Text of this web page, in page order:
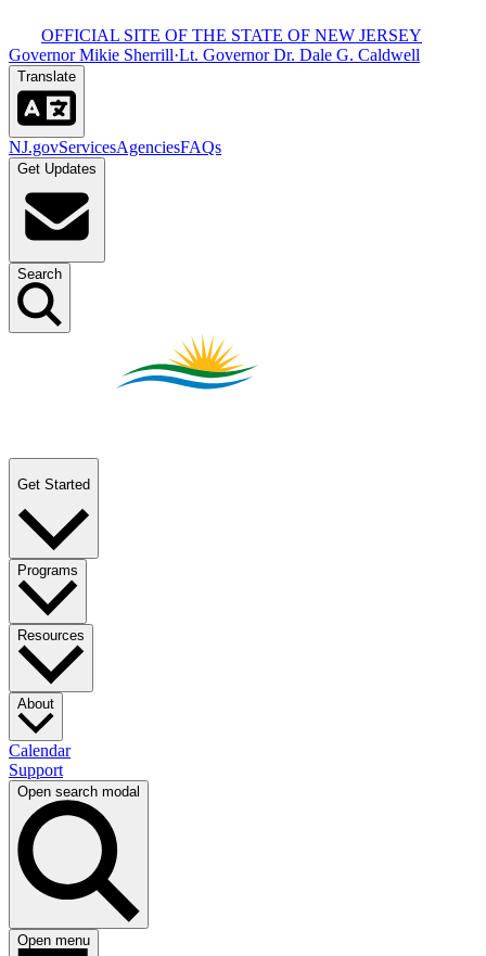
OFFICIAL SITE OF THE STATE OF NEW JERSEY​​​​‌ ‍ ​‍​‍‌‍ ‌ ​‍‌‍‍‌‌‍‌ ‌‍‍‌‌‍ ‍​‍​‍​ ‍‍​‍​‍‌ ​ ‌‍​‌‌‍ ‍‌‍‍‌‌ ‌​‌ ‍‌​‍ ‍‌‍‍‌‌‍ ​‍​‍​‍ ​​‍​‍‌‍‍​‌ ​‍‌‍‌‌‌‍‌‍​‍​‍​ ‍‍​‍​‍‌‍‍​‌ ‌​‌ ‌​‌ ​​​ ‍‍​‍ ​‍ ‌‍ ​‌‍ ‌‍​ ‌‍​‌‌‍ ​‌‍‍​‌‍ ‌ ​ ‌ ‌​​ ‍‍​ ​ ​ ​ ​ ​ ​ ​ ​‍ ‌‍‍‌‌‍ ‍‌ ‌​‌‍‌‌‌‍ ‍‌ ‌​​‍ ‌‍‌‌‌‍‌​‌‍‍‌‌ ‌​​‍ ‌‍ ‌‌‍ ‌‍‌​‌‍‌‌​ ‌‌ ​​‌ ​‍‌‍‌‌‌ ​ ‌‍‌‌‌‍ ‍‌ ‌​‌‍​‌‌ ‌​‌‍‍‌‌‍ ‌‍ ‍​ ‍ ‌‍‍‌‌‍‌​​ ‌‌‍ ‍‌‍‍‍‌​‌ ‌‍ ‌ ‌‍‌​ ​‌‍​‌‌ ‍‌‌‍ ‌ ‌‌‌ ‌​​ ‍ ‌ ‌​‌ ‍‌‌ ​​‌‍‌‌​ ‌‌‍ ‍‌‍‍‍‌‍ ​‌‍​‌‌ ‍‌‌‍ ‌ ‌‌‌ ‌​​ ‍ ‌ ​​‌‍​‌‌ ‌​‌‍‍​​ ‌‌‍‍​‌‍‌‌‌‍​‌‌‍‌​‌‍‌‌‌ ​‍​‍ ‍‌ ​ ‌‍‌‌‌‍​‌‌‍ ​​‍ ‍‌ ‌​‌‍‌‌‌ ‍​‌ ‌​​ ‌‍​‍‌‍​‌‌ ​ ‌‍‌‌‌‌‌‌‌ ​‍‌‍ ​​ ‌‌‍‍​‌ ‌​‌ ‌​‌ ​​​‍‌‌​ ​ ‌​​‌​‍‌‌​ ​‍‌​‌‍​‍‌‌​ ​‍‌​‌‍‌‍ ​‌‍ ‌‍​ ‌‍​‌‌‍ ​‌‍‍​‌‍ ‌ ​ ‌ ‌​​‍‌‌​ ​ ‌​​‌​ ​ ​ ​ ​ ​ ​ ​ ​‍‌‍‌‍‍‌‌‍‌​​ ‌‌‍ ‍‌‍‍‍‌​‌ ‌‍ ‌ ‌‍‌​ ​‌‍​‌‌ ‍‌‌‍ ‌ ‌‌‌ ‌​​‍‌‍‌ ‌​‌ ‍‌‌ ​​‌‍‌‌​ ‌‌‍ ‍‌‍‍‍‌‍ ​‌‍​‌‌ ‍‌‌‍ ‌ ‌‌‌ ‌​​‍‌‍‌ ​​‌‍​‌‌ ‌​‌‍‍​​ ‌‌‍‍​‌‍‌‌‌‍​‌‌‍‌​‌‍‌‌‌ ​‍​‍ ‍‌ ​ ‌‍‌‌‌‍​‌‌‍ ​​‍ ‍‌ ‌​‌‍‌‌‌ ‍​‌ ‌​​‍‌‍‌ ​​‌‍‌‌‌ ​‍‌ ​ ‌ ​​‌‍‌‌‌‍​ ‌ ‌​‌‍‍‌‌ ‌‍‌‍‌‌​ ‌‌ ​​‌ ‌‌‌‍​‍‌‍ ​‌‍‍‌‌ ​ ‌‍‍​‌‍‌‌‌‍‌​​‍​‍‌ ‌
Governor Mikie Sherrill​​​​‌ ‍ ​‍​‍‌‍ ‌ ​‍‌‍‍‌‌‍‌ ‌‍‍‌‌‍ ‍​‍​‍​ ‍‍​‍​‍‌ ​ ‌‍​‌‌‍ ‍‌‍‍‌‌ ‌​‌ ‍‌​‍ ‍‌‍‍‌‌‍ ​‍​‍​‍ ​​‍​‍‌‍‍​‌ ​‍‌‍‌‌‌‍‌‍​‍​‍​ ‍‍​‍​‍‌‍‍​‌ ‌​‌ ‌​‌ ​​​ ‍‍​‍ ​‍ ‌‍ ​‌‍ ‌‍​ ‌‍​‌‌‍ ​‌‍‍​‌‍ ‌ ​ ‌ ‌​​ ‍‍​ ​ ​ ​ ​ ​ ​ ​ ​‍ ‌‍‍‌‌‍ ‍‌ ‌​‌‍‌‌‌‍ ‍‌ ‌​​‍ ‌‍‌‌‌‍‌​‌‍‍‌‌ ‌​​‍ ‌‍ ‌‌‍ ‌‍‌​‌‍‌‌​ ‌‌ ​​‌ ​‍‌‍‌‌‌ ​ ‌‍‌‌‌‍ ‍‌ ‌​‌‍​‌‌ ‌​‌‍‍‌‌‍ ‌‍ ‍​ ‍ ‌‍‍‌‌‍‌​​ ‌‌‍ ‍‌‍‍‍‌​‌ ‌‍ ‌ ‌‍‌​ ​‌‍​‌‌ ‍‌‌‍ ‌ ‌‌‌ ‌​​ ‍ ‌ ‌​‌ ‍‌‌ ​​‌‍‌‌​ ‌‌‍ ‍‌‍‍‍‌‍ ​‌‍​‌‌ ‍‌‌‍ ‌ ‌‌‌ ‌​​ ‍ ‌ ​​‌‍​‌‌ ‌​‌‍‍​​ ‌‌‍‍​‌‍‌‌‌‍​‌‌‍‌​‌‍‌‌‌ ​‍​‍ ‍‌‍ ​‌‍‌‌‌‍​‌‌‍‌​‌‍‌‌‌ ​‍‌ ​ ​‍ ‍‌‍‌ ‌‍ ‌ ‌‍‌‍‌‌‌ ​‍‌‍ ‍‌‍ ‌ ​‍​ ‌‍​‍‌‍​‌‌ ​ ‌‍‌‌‌‌‌‌‌ ​‍‌‍ ​​ ‌‌‍‍​‌ ‌​‌ ‌​‌ ​​​‍‌‌​ ​ ‌​​‌​‍‌‌​ ​‍‌​‌‍​‍‌‌​ ​‍‌​‌‍‌‍ ​‌‍ ‌‍​ ‌‍​‌‌‍ ​‌‍‍​‌‍ ‌ ​ ‌ ‌​​‍‌‌​ ​ ‌​​‌​ ​ ​ ​ ​ ​ ​ ​ ​‍‌‍‌‍‍‌‌‍‌​​ ‌‌‍ ‍‌‍‍‍‌​‌ ‌‍ ‌ ‌‍‌​ ​‌‍​‌‌ ‍‌‌‍ ‌ ‌‌‌ ‌​​‍‌‍‌ ‌​‌ ‍‌‌ ​​‌‍‌‌​ ‌‌‍ ‍‌‍‍‍‌‍ ​‌‍​‌‌ ‍‌‌‍ ‌ ‌‌‌ ‌​​‍‌‍‌ ​​‌‍​‌‌ ‌​‌‍‍​​ ‌‌‍‍​‌‍‌‌‌‍​‌‌‍‌​‌‍‌‌‌ ​‍​‍ ‍‌‍ ​‌‍‌‌‌‍​‌‌‍‌​‌‍‌‌‌ ​‍‌ ​ ​‍ ‍‌‍‌ ‌‍ ‌ ‌‍‌‍‌‌‌ ​‍‌‍ ‍‌‍ ‌ ​‍​‍‌‍‌ ​​‌‍‌‌‌ ​‍‌ ​ ‌ ​​‌‍‌‌‌‍​ ‌ ‌​‌‍‍‌‌ ‌‍‌‍‌‌​ ‌‌ ​​‌ ‌‌‌‍​‍‌‍ ​‌‍‍‌‌ ​ ‌‍‍​‌‍‌‌‌‍‌​​‍​‍‌ ‌·Lt. Governor Dr. Dale G. Caldwell​​​​‌ ‍ ​‍​‍‌‍ ‌ ​‍‌‍‍‌‌‍‌ ‌‍‍‌‌‍ ‍​‍​‍​ ‍‍​‍​‍‌ ​ ‌‍​‌‌‍ ‍‌‍‍‌‌ ‌​‌ ‍‌​‍ ‍‌‍‍‌‌‍ ​‍​‍​‍ ​​‍​‍‌‍‍​‌ ​‍‌‍‌‌‌‍‌‍​‍​‍​ ‍‍​‍​‍‌‍‍​‌ ‌​‌ ‌​‌ ​​​ ‍‍​‍ ​‍ ‌‍ ​‌‍ ‌‍​ ‌‍​‌‌‍ ​‌‍‍​‌‍ ‌ ​ ‌ ‌​​ ‍‍​ ​ ​ ​ ​ ​ ​ ​ ​‍ ‌‍‍‌‌‍ ‍‌ ‌​‌‍‌‌‌‍ ‍‌ ‌​​‍ ‌‍‌‌‌‍‌​‌‍‍‌‌ ‌​​‍ ‌‍ ‌‌‍ ‌‍‌​‌‍‌‌​ ‌‌ ​​‌ ​‍‌‍‌‌‌ ​ ‌‍‌‌‌‍ ‍‌ ‌​‌‍​‌‌ ‌​‌‍‍‌‌‍ ‌‍ ‍​ ‍ ‌‍‍‌‌‍‌​​ ‌‌‍ ‍‌‍‍‍‌​‌ ‌‍ ‌ ‌‍‌​ ​‌‍​‌‌ ‍‌‌‍ ‌ ‌‌‌ ‌​​ ‍ ‌ ‌​‌ ‍‌‌ ​​‌‍‌‌​ ‌‌‍ ‍‌‍‍‍‌‍ ​‌‍​‌‌ ‍‌‌‍ ‌ ‌‌‌ ‌​​ ‍ ‌ ​​‌‍​‌‌ ‌​‌‍‍​​ ‌‌‍‍​‌‍‌‌‌‍​‌‌‍‌​‌‍‌‌‌ ​‍​‍ ‍‌‍ ​‌‍‌‌‌‍​‌‌‍‌​‌‍‌‌‌ ​‍‌ ​ ​‍ ‍‌‍ ​‌ ‌​‌​‌ ‌‍ ‌ ‌‍‌‍‌‌‌ ​‍‌‍ ‍‌‍ ‌ ​‍​ ‌‍​‍‌‍​‌‌ ​ ‌‍‌‌‌‌‌‌‌ ​‍‌‍ ​​ ‌‌‍‍​‌ ‌​‌ ‌​‌ ​​​‍‌‌​ ​ ‌​​‌​‍‌‌​ ​‍‌​‌‍​‍‌‌​ ​‍‌​‌‍‌‍ ​‌‍ ‌‍​ ‌‍​‌‌‍ ​‌‍‍​‌‍ ‌ ​ ‌ ‌​​‍‌‌​ ​ ‌​​‌​ ​ ​ ​ ​ ​ ​ ​ ​‍‌‍‌‍‍‌‌‍‌​​ ‌‌‍ ‍‌‍‍‍‌​‌ ‌‍ ‌ ‌‍‌​ ​‌‍​‌‌ ‍‌‌‍ ‌ ‌‌‌ ‌​​‍‌‍‌ ‌​‌ ‍‌‌ ​​‌‍‌‌​ ‌‌‍ ‍‌‍‍‍‌‍ ​‌‍​‌‌ ‍‌‌‍ ‌ ‌‌‌ ‌​​‍‌‍‌ ​​‌‍​‌‌ ‌​‌‍‍​​ ‌‌‍‍​‌‍‌‌‌‍​‌‌‍‌​‌‍‌‌‌ ​‍​‍ ‍‌‍ ​‌‍‌‌‌‍​‌‌‍‌​‌‍‌‌‌ ​‍‌ ​ ​‍ ‍‌‍ ​‌ ‌​‌​‌ ‌‍ ‌ ‌‍‌‍‌‌‌ ​‍‌‍ ‍‌‍ ‌ ​‍​‍‌‍‌ ​​‌‍‌‌‌ ​‍‌ ​ ‌ ​​‌‍‌‌‌‍​ ‌ ‌​‌‍‍‌‌ ‌‍‌‍‌‌​ ‌‌ ​​‌ ‌‌‌‍​‍‌‍ ​‌‍‍‌‌ ​ ‌‍‍​‌‍‌‌‌‍‌​​‍​‍‌ ‌
Translate​​​​‌ ‍ ​‍​‍‌‍ ‌ ​‍‌‍‍‌‌‍‌ ‌‍‍‌‌‍ ‍​‍​‍​ ‍‍​‍​‍‌ ​ ‌‍​‌‌‍ ‍‌‍‍‌‌ ‌​‌ ‍‌​‍ ‍‌‍‍‌‌‍ ​‍​‍​‍ ​​‍​‍‌‍‍​‌ ​‍‌‍‌‌‌‍‌‍​‍​‍​ ‍‍​‍​‍‌‍‍​‌ ‌​‌ ‌​‌ ​​​ ‍‍​‍ ​‍ ‌‍ ​‌‍ ‌‍​ ‌‍​‌‌‍ ​‌‍‍​‌‍ ‌ ​ ‌ ‌​​ ‍‍​ ​ ​ ​ ​ ​ ​ ​ ​‍ ‌‍‍‌‌‍ ‍‌ ‌​‌‍‌‌‌‍ ‍‌ ‌​​‍ ‌‍‌‌‌‍‌​‌‍‍‌‌ ‌​​‍ ‌‍ ‌‌‍ ‌‍‌​‌‍‌‌​ ‌‌ ​​‌ ​‍‌‍‌‌‌ ​ ‌‍‌‌‌‍ ‍‌ ‌​‌‍​‌‌ ‌​‌‍‍‌‌‍ ‌‍ ‍​ ‍ ‌‍‍‌‌‍‌​​ ‌‌‍ ‍‌‍‍‍‌​‌ ‌‍ ‌ ‌‍‌​ ​‌‍​‌‌ ‍‌‌‍ ‌ ‌‌‌ ‌​​ ‍ ‌ ‌​‌ ‍‌‌ ​​‌‍‌‌​ ‌‌‍ ‍‌‍‍‍‌‍ ​‌‍​‌‌ ‍‌‌‍ ‌ ‌‌‌ ‌​​ ‍ ‌ ​​‌‍​‌‌ ‌​‌‍‍​​ ‌‌‍‍​‌‍‌‌‌‍​‌‌‍‌​‌‍‌‌‌ ​‍​‍ ‍‌ ‌​‌ ​‍‌‍​‌‌‍ ‍‌ ​ ‌‍ ​‌‍​‌‌ ‌​‌‍‍‌‌‍ ‌‍ ‍‌ ​ ​‍ ‍‌‍​‍‌ ‌​‌‍ ‍​ ‌‍​‍‌‍​‌‌ ​ ‌‍‌‌‌‌‌‌‌ ​‍‌‍ ​​ ‌‌‍‍​‌ ‌​‌ ‌​‌ ​​​‍‌‌​ ​ ‌​​‌​‍‌‌​ ​‍‌​‌‍​‍‌‌​ ​‍‌​‌‍‌‍ ​‌‍ ‌‍​ ‌‍​‌‌‍ ​‌‍‍​‌‍ ‌ ​ ‌ ‌​​‍‌‌​ ​ ‌​​‌​ ​ ​ ​ ​ ​ ​ ​ ​‍‌‍‌‍‍‌‌‍‌​​ ‌‌‍ ‍‌‍‍‍‌​‌ ‌‍ ‌ ‌‍‌​ ​‌‍​‌‌ ‍‌‌‍ ‌ ‌‌‌ ‌​​‍‌‍‌ ‌​‌ ‍‌‌ ​​‌‍‌‌​ ‌‌‍ ‍‌‍‍‍‌‍ ​‌‍​‌‌ ‍‌‌‍ ‌ ‌‌‌ ‌​​‍‌‍‌ ​​‌‍​‌‌ ‌​‌‍‍​​ ‌‌‍‍​‌‍‌‌‌‍​‌‌‍‌​‌‍‌‌‌ ​‍​‍ ‍‌ ‌​‌ ​‍‌‍​‌‌‍ ‍‌ ​ ‌‍ ​‌‍​‌‌ ‌​‌‍‍‌‌‍ ‌‍ ‍‌ ​ ​‍ ‍‌‍​‍‌ ‌​‌‍ ‍​‍‌‍‌ ​​‌‍‌‌‌ ​‍‌ ​ ‌ ​​‌‍‌‌‌‍​ ‌ ‌​‌‍‍‌‌ ‌‍‌‍‌‌​ ‌‌ ​​‌ ‌‌‌‍​‍‌‍ ​‌‍‍‌‌ ​ ‌‍‍​‌‍‌‌‌‍‌​​‍​‍‌ ‌
NJ.gov​​​​‌ ‍ ​‍​‍‌‍ ‌ ​‍‌‍‍‌‌‍‌ ‌‍‍‌‌‍ ‍​‍​‍​ ‍‍​‍​‍‌ ​ ‌‍​‌‌‍ ‍‌‍‍‌‌ ‌​‌ ‍‌​‍ ‍‌‍‍‌‌‍ ​‍​‍​‍ ​​‍​‍‌‍‍​‌ ​‍‌‍‌‌‌‍‌‍​‍​‍​ ‍‍​‍​‍‌‍‍​‌ ‌​‌ ‌​‌ ​​​ ‍‍​‍ ​‍ ‌‍ ​‌‍ ‌‍​ ‌‍​‌‌‍ ​‌‍‍​‌‍ ‌ ​ ‌ ‌​​ ‍‍​ ​ ​ ​ ​ ​ ​ ​ ​‍ ‌‍‍‌‌‍ ‍‌ ‌​‌‍‌‌‌‍ ‍‌ ‌​​‍ ‌‍‌‌‌‍‌​‌‍‍‌‌ ‌​​‍ ‌‍ ‌‌‍ ‌‍‌​‌‍‌‌​ ‌‌ ​​‌ ​‍‌‍‌‌‌ ​ ‌‍‌‌‌‍ ‍‌ ‌​‌‍​‌‌ ‌​‌‍‍‌‌‍ ‌‍ ‍​ ‍ ‌‍‍‌‌‍‌​​ ‌‌‍ ‍‌‍‍‍‌​‌ ‌‍ ‌ ‌‍‌​ ​‌‍​‌‌ ‍‌‌‍ ‌ ‌‌‌ ‌​​ ‍ ‌ ‌​‌ ‍‌‌ ​​‌‍‌‌​ ‌‌‍ ‍‌‍‍‍‌‍ ​‌‍​‌‌ ‍‌‌‍ ‌ ‌‌‌ ‌​​ ‍ ‌ ​​‌‍​‌‌ ‌​‌‍‍​​ ‌‌‍‍​‌‍‌‌‌‍​‌‌‍‌​‌‍‌‌‌ ​‍​‍ ‍‌‍ ​‌‍‍‌‌‍ ‍‌‍‍ ‌ ​ ​‍‌‌​ ‌‌‌​​‍‌‌ ‌‍‍ ‌‍‌‌‌ ‍‌​‍‌‌​ ​ ‌​‌​​‍‌‌​ ​ ‌​‌​​‍‌‌​ ​‍​ ​‍​ ​‍‌‍‌‍‌‍​ ‌‍​ ​ ​ ‌‍​‍​ ‍​‌‍‌‌​ ​​​ ​ ‌‍​‍​ ​​​‍‌‌​ ​‍​ ​‍​‍‌‌​ ‌‌‌​‌​​‍ ‍‌ ‌​‌‍‌‌‌ ‍​‌ ‌​​ ‌‍​‍‌‍​‌‌ ​ ‌‍‌‌‌‌‌‌‌ ​‍‌‍ ​​ ‌‌‍‍​‌ ‌​‌ ‌​‌ ​​​‍‌‌​ ​ ‌​​‌​‍‌‌​ ​‍‌​‌‍​‍‌‌​ ​‍‌​‌‍‌‍ ​‌‍ ‌‍​ ‌‍​‌‌‍ ​‌‍‍​‌‍ ‌ ​ ‌ ‌​​‍‌‌​ ​ ‌​​‌​ ​ ​ ​ ​ ​ ​ ​ ​‍‌‍‌‍‍‌‌‍‌​​ ‌‌‍ ‍‌‍‍‍‌​‌ ‌‍ ‌ ‌‍‌​ ​‌‍​‌‌ ‍‌‌‍ ‌ ‌‌‌ ‌​​‍‌‍‌ ‌​‌ ‍‌‌ ​​‌‍‌‌​ ‌‌‍ ‍‌‍‍‍‌‍ ​‌‍​‌‌ ‍‌‌‍ ‌ ‌‌‌ ‌​​‍‌‍‌ ​​‌‍​‌‌ ‌​‌‍‍​​ ‌‌‍‍​‌‍‌‌‌‍​‌‌‍‌​‌‍‌‌‌ ​‍​‍ ‍‌‍ ​‌‍‍‌‌‍ ‍‌‍‍ ‌ ​ ​‍‌‌​ ‌‌‌​​‍‌‌ ‌‍‍ ‌‍‌‌‌ ‍‌​‍‌‌​ ​ ‌​‌​​‍‌‌​ ​ ‌​‌​​‍‌‌​ ​‍​ ​‍​ ​‍‌‍‌‍‌‍​ ‌‍​ ​ ​ ‌‍​‍​ ‍​‌‍‌‌​ ​​​ ​ ‌‍​‍​ ​​​‍‌‌​ ​‍​ ​‍​‍‌‌​ ‌‌‌​‌​​‍ ‍‌ ‌​‌‍‌‌‌ ‍​‌ ‌​​‍‌‍‌ ​​‌‍‌‌‌ ​‍‌ ​ ‌ ​​‌‍‌‌‌‍​ ‌ ‌​‌‍‍‌‌ ‌‍‌‍‌‌​ ‌‌ ​​‌ ‌‌‌‍​‍‌‍ ​‌‍‍‌‌ ​ ‌‍‍​‌‍‌‌‌‍‌​​‍​‍‌ ‌Services​​​​‌ ‍ ​‍​‍‌‍ ‌ ​‍‌‍‍‌‌‍‌ ‌‍‍‌‌‍ ‍​‍​‍​ ‍‍​‍​‍‌ ​ ‌‍​‌‌‍ ‍‌‍‍‌‌ ‌​‌ ‍‌​‍ ‍‌‍‍‌‌‍ ​‍​‍​‍ ​​‍​‍‌‍‍​‌ ​‍‌‍‌‌‌‍‌‍​‍​‍​ ‍‍​‍​‍‌‍‍​‌ ‌​‌ ‌​‌ ​​​ ‍‍​‍ ​‍ ‌‍ ​‌‍ ‌‍​ ‌‍​‌‌‍ ​‌‍‍​‌‍ ‌ ​ ‌ ‌​​ ‍‍​ ​ ​ ​ ​ ​ ​ ​ ​‍ ‌‍‍‌‌‍ ‍‌ ‌​‌‍‌‌‌‍ ‍‌ ‌​​‍ ‌‍‌‌‌‍‌​‌‍‍‌‌ ‌​​‍ ‌‍ ‌‌‍ ‌‍‌​‌‍‌‌​ ‌‌ ​​‌ ​‍‌‍‌‌‌ ​ ‌‍‌‌‌‍ ‍‌ ‌​‌‍​‌‌ ‌​‌‍‍‌‌‍ ‌‍ ‍​ ‍ ‌‍‍‌‌‍‌​​ ‌‌‍ ‍‌‍‍‍‌​‌ ‌‍ ‌ ‌‍‌​ ​‌‍​‌‌ ‍‌‌‍ ‌ ‌‌‌ ‌​​ ‍ ‌ ‌​‌ ‍‌‌ ​​‌‍‌‌​ ‌‌‍ ‍‌‍‍‍‌‍ ​‌‍​‌‌ ‍‌‌‍ ‌ ‌‌‌ ‌​​ ‍ ‌ ​​‌‍​‌‌ ‌​‌‍‍​​ ‌‌‍‍​‌‍‌‌‌‍​‌‌‍‌​‌‍‌‌‌ ​‍​‍ ‍‌‍ ​‌‍‍‌‌‍ ‍‌‍‍ ‌ ​ ​‍‌‌​ ‌‌‌​​‍‌‌ ‌‍‍ ‌‍‌‌‌ ‍‌​‍‌‌​ ​ ‌​‌​​‍‌‌​ ​ ‌​‌​​‍‌‌​ ​‍​ ​‍​ ​‍​ ‍​​ ‌ ​ ‍‌​ ​‍‌‍​ ‌‍​ ‌‍‌‍​ ​ ​ ‌ ​ ‌​​ ‌​​‍‌‌​ ​‍​ ​‍​‍‌‌​ ‌‌‌​‌​​‍ ‍‌ ‌​‌‍‌‌‌ ‍​‌ ‌​​ ‌‍​‍‌‍​‌‌ ​ ‌‍‌‌‌‌‌‌‌ ​‍‌‍ ​​ ‌‌‍‍​‌ ‌​‌ ‌​‌ ​​​‍‌‌​ ​ ‌​​‌​‍‌‌​ ​‍‌​‌‍​‍‌‌​ ​‍‌​‌‍‌‍ ​‌‍ ‌‍​ ‌‍​‌‌‍ ​‌‍‍​‌‍ ‌ ​ ‌ ‌​​‍‌‌​ ​ ‌​​‌​ ​ ​ ​ ​ ​ ​ ​ ​‍‌‍‌‍‍‌‌‍‌​​ ‌‌‍ ‍‌‍‍‍‌​‌ ‌‍ ‌ ‌‍‌​ ​‌‍​‌‌ ‍‌‌‍ ‌ ‌‌‌ ‌​​‍‌‍‌ ‌​‌ ‍‌‌ ​​‌‍‌‌​ ‌‌‍ ‍‌‍‍‍‌‍ ​‌‍​‌‌ ‍‌‌‍ ‌ ‌‌‌ ‌​​‍‌‍‌ ​​‌‍​‌‌ ‌​‌‍‍​​ ‌‌‍‍​‌‍‌‌‌‍​‌‌‍‌​‌‍‌‌‌ ​‍​‍ ‍‌‍ ​‌‍‍‌‌‍ ‍‌‍‍ ‌ ​ ​‍‌‌​ ‌‌‌​​‍‌‌ ‌‍‍ ‌‍‌‌‌ ‍‌​‍‌‌​ ​ ‌​‌​​‍‌‌​ ​ ‌​‌​​‍‌‌​ ​‍​ ​‍​ ​‍​ ‍​​ ‌ ​ ‍‌​ ​‍‌‍​ ‌‍​ ‌‍‌‍​ ​ ​ ‌ ​ ‌​​ ‌​​‍‌‌​ ​‍​ ​‍​‍‌‌​ ‌‌‌​‌​​‍ ‍‌ ‌​‌‍‌‌‌ ‍​‌ ‌​​‍‌‍‌ ​​‌‍‌‌‌ ​‍‌ ​ ‌ ​​‌‍‌‌‌‍​ ‌ ‌​‌‍‍‌‌ ‌‍‌‍‌‌​ ‌‌ ​​‌ ‌‌‌‍​‍‌‍ ​‌‍‍‌‌ ​ ‌‍‍​‌‍‌‌‌‍‌​​‍​‍‌ ‌Agencies​​​​‌ ‍ ​‍​‍‌‍ ‌ ​‍‌‍‍‌‌‍‌ ‌‍‍‌‌‍ ‍​‍​‍​ ‍‍​‍​‍‌ ​ ‌‍​‌‌‍ ‍‌‍‍‌‌ ‌​‌ ‍‌​‍ ‍‌‍‍‌‌‍ ​‍​‍​‍ ​​‍​‍‌‍‍​‌ ​‍‌‍‌‌‌‍‌‍​‍​‍​ ‍‍​‍​‍‌‍‍​‌ ‌​‌ ‌​‌ ​​​ ‍‍​‍ ​‍ ‌‍ ​‌‍ ‌‍​ ‌‍​‌‌‍ ​‌‍‍​‌‍ ‌ ​ ‌ ‌​​ ‍‍​ ​ ​ ​ ​ ​ ​ ​ ​‍ ‌‍‍‌‌‍ ‍‌ ‌​‌‍‌‌‌‍ ‍‌ ‌​​‍ ‌‍‌‌‌‍‌​‌‍‍‌‌ ‌​​‍ ‌‍ ‌‌‍ ‌‍‌​‌‍‌‌​ ‌‌ ​​‌ ​‍‌‍‌‌‌ ​ ‌‍‌‌‌‍ ‍‌ ‌​‌‍​‌‌ ‌​‌‍‍‌‌‍ ‌‍ ‍​ ‍ ‌‍‍‌‌‍‌​​ ‌‌‍ ‍‌‍‍‍‌​‌ ‌‍ ‌ ‌‍‌​ ​‌‍​‌‌ ‍‌‌‍ ‌ ‌‌‌ ‌​​ ‍ ‌ ‌​‌ ‍‌‌ ​​‌‍‌‌​ ‌‌‍ ‍‌‍‍‍‌‍ ​‌‍​‌‌ ‍‌‌‍ ‌ ‌‌‌ ‌​​ ‍ ‌ ​​‌‍​‌‌ ‌​‌‍‍​​ ‌‌‍‍​‌‍‌‌‌‍​‌‌‍‌​‌‍‌‌‌ ​‍​‍ ‍‌‍ ​‌‍‍‌‌‍ ‍‌‍‍ ‌ ​ ​‍‌‌​ ‌‌‌​​‍‌‌ ‌‍‍ ‌‍‌‌‌ ‍‌​‍‌‌​ ​ ‌​‌​​‍‌‌​ ​ ‌​‌​​‍‌‌​ ​‍​ ​‍​ ‌ ‌‍‌​​ ​‌‌‍‌‍​ ​ ​ ​​‌‍​ ‌‍​‍​ ‌ ‌‍‌​​ ‍​​ ​ ​‍‌‌​ ​‍​ ​‍​‍‌‌​ ‌‌‌​‌​​‍ ‍‌ ‌​‌‍‌‌‌ ‍​‌ ‌​​ ‌‍​‍‌‍​‌‌ ​ ‌‍‌‌‌‌‌‌‌ ​‍‌‍ ​​ ‌‌‍‍​‌ ‌​‌ ‌​‌ ​​​‍‌‌​ ​ ‌​​‌​‍‌‌​ ​‍‌​‌‍​‍‌‌​ ​‍‌​‌‍‌‍ ​‌‍ ‌‍​ ‌‍​‌‌‍ ​‌‍‍​‌‍ ‌ ​ ‌ ‌​​‍‌‌​ ​ ‌​​‌​ ​ ​ ​ ​ ​ ​ ​ ​‍‌‍‌‍‍‌‌‍‌​​ ‌‌‍ ‍‌‍‍‍‌​‌ ‌‍ ‌ ‌‍‌​ ​‌‍​‌‌ ‍‌‌‍ ‌ ‌‌‌ ‌​​‍‌‍‌ ‌​‌ ‍‌‌ ​​‌‍‌‌​ ‌‌‍ ‍‌‍‍‍‌‍ ​‌‍​‌‌ ‍‌‌‍ ‌ ‌‌‌ ‌​​‍‌‍‌ ​​‌‍​‌‌ ‌​‌‍‍​​ ‌‌‍‍​‌‍‌‌‌‍​‌‌‍‌​‌‍‌‌‌ ​‍​‍ ‍‌‍ ​‌‍‍‌‌‍ ‍‌‍‍ ‌ ​ ​‍‌‌​ ‌‌‌​​‍‌‌ ‌‍‍ ‌‍‌‌‌ ‍‌​‍‌‌​ ​ ‌​‌​​‍‌‌​ ​ ‌​‌​​‍‌‌​ ​‍​ ​‍​ ‌ ‌‍‌​​ ​‌‌‍‌‍​ ​ ​ ​​‌‍​ ‌‍​‍​ ‌ ‌‍‌​​ ‍​​ ​ ​‍‌‌​ ​‍​ ​‍​‍‌‌​ ‌‌‌​‌​​‍ ‍‌ ‌​‌‍‌‌‌ ‍​‌ ‌​​‍‌‍‌ ​​‌‍‌‌‌ ​‍‌ ​ ‌ ​​‌‍‌‌‌‍​ ‌ ‌​‌‍‍‌‌ ‌‍‌‍‌‌​ ‌‌ ​​‌ ‌‌‌‍​‍‌‍ ​‌‍‍‌‌ ​ ‌‍‍​‌‍‌‌‌‍‌​​‍​‍‌ ‌FAQs​​​​‌ ‍ ​‍​‍‌‍ ‌ ​‍‌‍‍‌‌‍‌ ‌‍‍‌‌‍ ‍​‍​‍​ ‍‍​‍​‍‌ ​ ‌‍​‌‌‍ ‍‌‍‍‌‌ ‌​‌ ‍‌​‍ ‍‌‍‍‌‌‍ ​‍​‍​‍ ​​‍​‍‌‍‍​‌ ​‍‌‍‌‌‌‍‌‍​‍​‍​ ‍‍​‍​‍‌‍‍​‌ ‌​‌ ‌​‌ ​​​ ‍‍​‍ ​‍ ‌‍ ​‌‍ ‌‍​ ‌‍​‌‌‍ ​‌‍‍​‌‍ ‌ ​ ‌ ‌​​ ‍‍​ ​ ​ ​ ​ ​ ​ ​ ​‍ ‌‍‍‌‌‍ ‍‌ ‌​‌‍‌‌‌‍ ‍‌ ‌​​‍ ‌‍‌‌‌‍‌​‌‍‍‌‌ ‌​​‍ ‌‍ ‌‌‍ ‌‍‌​‌‍‌‌​ ‌‌ ​​‌ ​‍‌‍‌‌‌ ​ ‌‍‌‌‌‍ ‍‌ ‌​‌‍​‌‌ ‌​‌‍‍‌‌‍ ‌‍ ‍​ ‍ ‌‍‍‌‌‍‌​​ ‌‌‍ ‍‌‍‍‍‌​‌ ‌‍ ‌ ‌‍‌​ ​‌‍​‌‌ ‍‌‌‍ ‌ ‌‌‌ ‌​​ ‍ ‌ ‌​‌ ‍‌‌ ​​‌‍‌‌​ ‌‌‍ ‍‌‍‍‍‌‍ ​‌‍​‌‌ ‍‌‌‍ ‌ ‌‌‌ ‌​​ ‍ ‌ ​​‌‍​‌‌ ‌​‌‍‍​​ ‌‌‍‍​‌‍‌‌‌‍​‌‌‍‌​‌‍‌‌‌ ​‍​‍ ‍‌‍ ​‌‍‍‌‌‍ ‍‌‍‍ ‌ ​ ​‍‌‌​ ‌‌‌​​‍‌‌ ‌‍‍ ‌‍‌‌‌ ‍‌​‍‌‌​ ​ ‌​‌​​‍‌‌​ ​ ‌​‌​​‍‌‌​ ​‍​ ​‍‌‍​ ​ ‌‍​ ‍​‌‍​ ‌‍​‍​ ​‌​ ​​​ ‌‌‌‍​ ​ ‌‌​ ​‌‌‍​‍​‍‌‌​ ​‍​ ​‍​‍‌‌​ ‌‌‌​‌​​‍ ‍‌ ‌​‌‍‌‌‌ ‍​‌ ‌​​ ‌‍​‍‌‍​‌‌ ​ ‌‍‌‌‌‌‌‌‌ ​‍‌‍ ​​ ‌‌‍‍​‌ ‌​‌ ‌​‌ ​​​‍‌‌​ ​ ‌​​‌​‍‌‌​ ​‍‌​‌‍​‍‌‌​ ​‍‌​‌‍‌‍ ​‌‍ ‌‍​ ‌‍​‌‌‍ ​‌‍‍​‌‍ ‌ ​ ‌ ‌​​‍‌‌​ ​ ‌​​‌​ ​ ​ ​ ​ ​ ​ ​ ​‍‌‍‌‍‍‌‌‍‌​​ ‌‌‍ ‍‌‍‍‍‌​‌ ‌‍ ‌ ‌‍‌​ ​‌‍​‌‌ ‍‌‌‍ ‌ ‌‌‌ ‌​​‍‌‍‌ ‌​‌ ‍‌‌ ​​‌‍‌‌​ ‌‌‍ ‍‌‍‍‍‌‍ ​‌‍​‌‌ ‍‌‌‍ ‌ ‌‌‌ ‌​​‍‌‍‌ ​​‌‍​‌‌ ‌​‌‍‍​​ ‌‌‍‍​‌‍‌‌‌‍​‌‌‍‌​‌‍‌‌‌ ​‍​‍ ‍‌‍ ​‌‍‍‌‌‍ ‍‌‍‍ ‌ ​ ​‍‌‌​ ‌‌‌​​‍‌‌ ‌‍‍ ‌‍‌‌‌ ‍‌​‍‌‌​ ​ ‌​‌​​‍‌‌​ ​ ‌​‌​​‍‌‌​ ​‍​ ​‍‌‍​ ​ ‌‍​ ‍​‌‍​ ‌‍​‍​ ​‌​ ​​​ ‌‌‌‍​ ​ ‌‌​ ​‌‌‍​‍​‍‌‌​ ​‍​ ​‍​‍‌‌​ ‌‌‌​‌​​‍ ‍‌ ‌​‌‍‌‌‌ ‍​‌ ‌​​‍‌‍‌ ​​‌‍‌‌‌ ​‍‌ ​ ‌ ​​‌‍‌‌‌‍​ ‌ ‌​‌‍‍‌‌ ‌‍‌‍‌‌​ ‌‌ ​​‌ ‌‌‌‍​‍‌‍ ​‌‍‍‌‌ ​ ‌‍‍​‌‍‌‌‌‍‌​​‍​‍‌ ‌
Get Updates​​​​‌ ‍ ​‍​‍‌‍ ‌ ​‍‌‍‍‌‌‍‌ ‌‍‍‌‌‍ ‍​‍​‍​ ‍‍​‍​‍‌ ​ ‌‍​‌‌‍ ‍‌‍‍‌‌ ‌​‌ ‍‌​‍ ‍‌‍‍‌‌‍ ​‍​‍​‍ ​​‍​‍‌‍‍​‌ ​‍‌‍‌‌‌‍‌‍​‍​‍​ ‍‍​‍​‍‌‍‍​‌ ‌​‌ ‌​‌ ​​​ ‍‍​‍ ​‍ ‌‍ ​‌‍ ‌‍​ ‌‍​‌‌‍ ​‌‍‍​‌‍ ‌ ​ ‌ ‌​​ ‍‍​ ​ ​ ​ ​ ​ ​ ​ ​‍ ‌‍‍‌‌‍ ‍‌ ‌​‌‍‌‌‌‍ ‍‌ ‌​​‍ ‌‍‌‌‌‍‌​‌‍‍‌‌ ‌​​‍ ‌‍ ‌‌‍ ‌‍‌​‌‍‌‌​ ‌‌ ​​‌ ​‍‌‍‌‌‌ ​ ‌‍‌‌‌‍ ‍‌ ‌​‌‍​‌‌ ‌​‌‍‍‌‌‍ ‌‍ ‍​ ‍ ‌‍‍‌‌‍‌​​ ‌‌‍ ‍‌‍‍‍‌​‌ ‌‍ ‌ ‌‍‌​ ​‌‍​‌‌ ‍‌‌‍ ‌ ‌‌‌ ‌​​ ‍ ‌ ‌​‌ ‍‌‌ ​​‌‍‌‌​ ‌‌‍ ‍‌‍‍‍‌‍ ​‌‍​‌‌ ‍‌‌‍ ‌ ‌‌‌ ‌​​ ‍ ‌ ​​‌‍​‌‌ ‌​‌‍‍​​ ‌‌‍‍​‌‍‌‌‌‍​‌‌‍‌​‌‍‌‌‌ ​‍​‍ ‍‌‍ ‍‌‍‌‌‌ ‌ ‌ ​ ‌‍ ​‌‍‌‌‌ ‌​‌ ‌​‌‍‌‌‌ ​‍​‍ ‍‌‍​‍‌ ‌​‌‍ ‍​ ‌‍​‍‌‍​‌‌ ​ ‌‍‌‌‌‌‌‌‌ ​‍‌‍ ​​ ‌‌‍‍​‌ ‌​‌ ‌​‌ ​​​‍‌‌​ ​ ‌​​‌​‍‌‌​ ​‍‌​‌‍​‍‌‌​ ​‍‌​‌‍‌‍ ​‌‍ ‌‍​ ‌‍​‌‌‍ ​‌‍‍​‌‍ ‌ ​ ‌ ‌​​‍‌‌​ ​ ‌​​‌​ ​ ​ ​ ​ ​ ​ ​ ​‍‌‍‌‍‍‌‌‍‌​​ ‌‌‍ ‍‌‍‍‍‌​‌ ‌‍ ‌ ‌‍‌​ ​‌‍​‌‌ ‍‌‌‍ ‌ ‌‌‌ ‌​​‍‌‍‌ ‌​‌ ‍‌‌ ​​‌‍‌‌​ ‌‌‍ ‍‌‍‍‍‌‍ ​‌‍​‌‌ ‍‌‌‍ ‌ ‌‌‌ ‌​​‍‌‍‌ ​​‌‍​‌‌ ‌​‌‍‍​​ ‌‌‍‍​‌‍‌‌‌‍​‌‌‍‌​‌‍‌‌‌ ​‍​‍ ‍‌‍ ‍‌‍‌‌‌ ‌ ‌ ​ ‌‍ ​‌‍‌‌‌ ‌​‌ ‌​‌‍‌‌‌ ​‍​‍ ‍‌‍​‍‌ ‌​‌‍ ‍​‍‌‍‌ ​​‌‍‌‌‌ ​‍‌ ​ ‌ ​​‌‍‌‌‌‍​ ‌ ‌​‌‍‍‌‌ ‌‍‌‍‌‌​ ‌‌ ​​‌ ‌‌‌‍​‍‌‍ ​‌‍‍‌‌ ​ ‌‍‍​‌‍‌‌‌‍‌​​‍​‍‌ ‌
Search​​​​‌ ‍ ​‍​‍‌‍ ‌ ​‍‌‍‍‌‌‍‌ ‌‍‍‌‌‍ ‍​‍​‍​ ‍‍​‍​‍‌ ​ ‌‍​‌‌‍ ‍‌‍‍‌‌ ‌​‌ ‍‌​‍ ‍‌‍‍‌‌‍ ​‍​‍​‍ ​​‍​‍‌‍‍​‌ ​‍‌‍‌‌‌‍‌‍​‍​‍​ ‍‍​‍​‍‌‍‍​‌ ‌​‌ ‌​‌ ​​​ ‍‍​‍ ​‍ ‌‍ ​‌‍ ‌‍​ ‌‍​‌‌‍ ​‌‍‍​‌‍ ‌ ​ ‌ ‌​​ ‍‍​ ​ ​ ​ ​ ​ ​ ​ ​‍ ‌‍‍‌‌‍ ‍‌ ‌​‌‍‌‌‌‍ ‍‌ ‌​​‍ ‌‍‌‌‌‍‌​‌‍‍‌‌ ‌​​‍ ‌‍ ‌‌‍ ‌‍‌​‌‍‌‌​ ‌‌ ​​‌ ​‍‌‍‌‌‌ ​ ‌‍‌‌‌‍ ‍‌ ‌​‌‍​‌‌ ‌​‌‍‍‌‌‍ ‌‍ ‍​ ‍ ‌‍‍‌‌‍‌​​ ‌‌‍ ‍‌‍‍‍‌​‌ ‌‍ ‌ ‌‍‌​ ​‌‍​‌‌ ‍‌‌‍ ‌ ‌‌‌ ‌​​ ‍ ‌ ‌​‌ ‍‌‌ ​​‌‍‌‌​ ‌‌‍ ‍‌‍‍‍‌‍ ​‌‍​‌‌ ‍‌‌‍ ‌ ‌‌‌ ‌​​ ‍ ‌ ​​‌‍​‌‌ ‌​‌‍‍​​ ‌‌‍‍​‌‍‌‌‌‍​‌‌‍‌​‌‍‌‌‌ ​‍​‍ ‍‌ ​ ‌‍‌‌‌‍​‌‌ ​‍‌‍​ ‌‍‍​​‍ ‍‌‍​‍‌ ‌​‌‍ ‍​ ‌‍​‍‌‍​‌‌ ​ ‌‍‌‌‌‌‌‌‌ ​‍‌‍ ​​ ‌‌‍‍​‌ ‌​‌ ‌​‌ ​​​‍‌‌​ ​ ‌​​‌​‍‌‌​ ​‍‌​‌‍​‍‌‌​ ​‍‌​‌‍‌‍ ​‌‍ ‌‍​ ‌‍​‌‌‍ ​‌‍‍​‌‍ ‌ ​ ‌ ‌​​‍‌‌​ ​ ‌​​‌​ ​ ​ ​ ​ ​ ​ ​ ​‍‌‍‌‍‍‌‌‍‌​​ ‌‌‍ ‍‌‍‍‍‌​‌ ‌‍ ‌ ‌‍‌​ ​‌‍​‌‌ ‍‌‌‍ ‌ ‌‌‌ ‌​​‍‌‍‌ ‌​‌ ‍‌‌ ​​‌‍‌‌​ ‌‌‍ ‍‌‍‍‍‌‍ ​‌‍​‌‌ ‍‌‌‍ ‌ ‌‌‌ ‌​​‍‌‍‌ ​​‌‍​‌‌ ‌​‌‍‍​​ ‌‌‍‍​‌‍‌‌‌‍​‌‌‍‌​‌‍‌‌‌ ​‍​‍ ‍‌ ​ ‌‍‌‌‌‍​‌‌ ​‍‌‍​ ‌‍‍​​‍ ‍‌‍​‍‌ ‌​‌‍ ‍​‍‌‍‌ ​​‌‍‌‌‌ ​‍‌ ​ ‌ ​​‌‍‌‌‌‍​ ‌ ‌​‌‍‍‌‌ ‌‍‌‍‌‌​ ‌‌ ​​‌ ‌‌‌‍​‍‌‍ ​‌‍‍‌‌ ​ ‌‍‍​‌‍‌‌‌‍‌​​‍​‍‌ ‌
Get Started​​​​‌ ‍ ​‍​‍‌‍ ‌ ​‍‌‍‍‌‌‍‌ ‌‍‍‌‌‍ ‍​‍​‍​ ‍‍​‍​‍‌ ​ ‌‍​‌‌‍ ‍‌‍‍‌‌ ‌​‌ ‍‌​‍ ‍‌‍‍‌‌‍ ​‍​‍​‍ ​​‍​‍‌‍‍​‌ ​‍‌‍‌‌‌‍‌‍​‍​‍​ ‍‍​‍​‍‌‍‍​‌ ‌​‌ ‌​‌ ​​​ ‍‍​‍ ​‍ ‌‍ ​‌‍ ‌‍​ ‌‍​‌‌‍ ​‌‍‍​‌‍ ‌ ​ ‌ ‌​​ ‍‍​ ​ ​ ​ ​ ​ ​ ​ ​‍ ‌‍‍‌‌‍ ‍‌ ‌​‌‍‌‌‌‍ ‍‌ ‌​​‍ ‌‍‌‌‌‍‌​‌‍‍‌‌ ‌​​‍ ‌‍ ‌‌‍ ‌‍‌​‌‍‌‌​ ‌‌ ​​‌ ​‍‌‍‌‌‌ ​ ‌‍‌‌‌‍ ‍‌ ‌​‌‍​‌‌ ‌​‌‍‍‌‌‍ ‌‍ ‍​ ‍ ‌‍‍‌‌‍‌​​ ‌‌ ​ ‌‍‍‌‌ ‌​‌‍‌‌‌​‍​‌‍‌‌‌‍​‌‌‍‌​‌‍‌‌‌ ​‍​ ‍ ‌ ‌​‌ ‍‌‌ ​​‌‍‌‌​ ‌‌‍‍​‌‍‌‌‌‍​‌‌‍‌​‌‍‌‌‌ ​‍​ ‍ ‌ ​​‌‍​‌‌ ‌​‌‍‍​​ ‌‌‍‌ ‌‍‌‌‌ ‌​‌‌​ ‌ ‌​‌‍​‌‌ ​‍‌ ‌​‌‍‌‌‌‍‌​‌​ ‌‌‍‌‌‌‍ ‍‌ ‌‌​‍ ‍‌‍​‍‌ ‌​‌‍ ‍‌‌‌​‌‍‌‌‌ ‍​‌ ‌​​ ‌‍​‍‌‍​‌‌ ​ ‌‍‌‌‌‌‌‌‌ ​‍‌‍ ​​ ‌‌‍‍​‌ ‌​‌ ‌​‌ ​​​‍‌‌​ ​ ‌​​‌​‍‌‌​ ​‍‌​‌‍​‍‌‌​ ​‍‌​‌‍‌‍ ​‌‍ ‌‍​ ‌‍​‌‌‍ ​‌‍‍​‌‍ ‌ ​ ‌ ‌​​‍‌‌​ ​ ‌​​‌​ ​ ​ ​ ​ ​ ​ ​ ​‍‌‍‌‍‍‌‌‍‌​​ ‌‌ ​ ‌‍‍‌‌ ‌​‌‍‌‌‌​‍​‌‍‌‌‌‍​‌‌‍‌​‌‍‌‌‌ ​‍​‍‌‍‌ ‌​‌ ‍‌‌ ​​‌‍‌‌​ ‌‌‍‍​‌‍‌‌‌‍​‌‌‍‌​‌‍‌‌‌ ​‍​‍‌‍‌ ​​‌‍​‌‌ ‌​‌‍‍​​ ‌‌‍‌ ‌‍‌‌‌ ‌​‌‌​ ‌ ‌​‌‍​‌‌ ​‍‌ ‌​‌‍‌‌‌‍‌​‌​ ‌‌‍‌‌‌‍ ‍‌ ‌‌​‍ ‍‌‍​‍‌ ‌​‌‍ ‍‌‌‌​‌‍‌‌‌ ‍​‌ ‌​​‍‌‍‌ ​​‌‍‌‌‌ ​‍‌ ​ ‌ ​​‌‍‌‌‌‍​ ‌ ‌​‌‍‍‌‌ ‌‍‌‍‌‌​ ‌‌ ​​‌ ‌‌‌‍​‍‌‍ ​‌‍‍‌‌ ​ ‌‍‍​‌‍‌‌‌‍‌​​‍​‍‌ ‌
Programs​​​​‌ ‍ ​‍​‍‌‍ ‌ ​‍‌‍‍‌‌‍‌ ‌‍‍‌‌‍ ‍​‍​‍​ ‍‍​‍​‍‌ ​ ‌‍​‌‌‍ ‍‌‍‍‌‌ ‌​‌ ‍‌​‍ ‍‌‍‍‌‌‍ ​‍​‍​‍ ​​‍​‍‌‍‍​‌ ​‍‌‍‌‌‌‍‌‍​‍​‍​ ‍‍​‍​‍‌‍‍​‌ ‌​‌ ‌​‌ ​​​ ‍‍​‍ ​‍ ‌‍ ​‌‍ ‌‍​ ‌‍​‌‌‍ ​‌‍‍​‌‍ ‌ ​ ‌ ‌​​ ‍‍​ ​ ​ ​ ​ ​ ​ ​ ​‍ ‌‍‍‌‌‍ ‍‌ ‌​‌‍‌‌‌‍ ‍‌ ‌​​‍ ‌‍‌‌‌‍‌​‌‍‍‌‌ ‌​​‍ ‌‍ ‌‌‍ ‌‍‌​‌‍‌‌​ ‌‌ ​​‌ ​‍‌‍‌‌‌ ​ ‌‍‌‌‌‍ ‍‌ ‌​‌‍​‌‌ ‌​‌‍‍‌‌‍ ‌‍ ‍​ ‍ ‌‍‍‌‌‍‌​​ ‌‌ ​ ‌‍‍‌‌ ‌​‌‍‌‌‌​‍​‌‍‌‌‌‍​‌‌‍‌​‌‍‌‌‌ ​‍​ ‍ ‌ ‌​‌ ‍‌‌ ​​‌‍‌‌​ ‌‌‍‍​‌‍‌‌‌‍​‌‌‍‌​‌‍‌‌‌ ​‍​ ‍ ‌ ​​‌‍​‌‌ ‌​‌‍‍​​ ‌‌‍ ​‌‍‌‌‌‍‌‍‌ ‌​‌​ ‌‌‍‌‌‌‍ ‍‌ ‌‌‌ ​ ​‍‌‌​ ‌‌‌​​‍‌‌ ‌‍‍ ‌‍‌‌‌ ‍‌​‍‌‌​ ​ ‌​‌​​‍‌‌​ ​ ‌​‌​​‍‌‌​ ​‍​ ​‍​ ​ ‌‍‌​​ ‌​​ ​‌‌‍‌‌​ ‌​​ ​​​ ‌​‌‍‌‌‌‍‌​​ ​​​ ​​​‍‌‌​ ​‍​ ​‍​‍‌‌​ ‌‌‌​‌​​‍ ‍‌ ‌​‌‍‌‌‌ ‍​‌ ‌​​ ‌‍​‍‌‍​‌‌ ​ ‌‍‌‌‌‌‌‌‌ ​‍‌‍ ​​ ‌‌‍‍​‌ ‌​‌ ‌​‌ ​​​‍‌‌​ ​ ‌​​‌​‍‌‌​ ​‍‌​‌‍​‍‌‌​ ​‍‌​‌‍‌‍ ​‌‍ ‌‍​ ‌‍​‌‌‍ ​‌‍‍​‌‍ ‌ ​ ‌ ‌​​‍‌‌​ ​ ‌​​‌​ ​ ​ ​ ​ ​ ​ ​ ​‍‌‍‌‍‍‌‌‍‌​​ ‌‌ ​ ‌‍‍‌‌ ‌​‌‍‌‌‌​‍​‌‍‌‌‌‍​‌‌‍‌​‌‍‌‌‌ ​‍​‍‌‍‌ ‌​‌ ‍‌‌ ​​‌‍‌‌​ ‌‌‍‍​‌‍‌‌‌‍​‌‌‍‌​‌‍‌‌‌ ​‍​‍‌‍‌ ​​‌‍​‌‌ ‌​‌‍‍​​ ‌‌‍ ​‌‍‌‌‌‍‌‍‌ ‌​‌​ ‌‌‍‌‌‌‍ ‍‌ ‌‌‌ ​ ​‍‌‌​ ‌‌‌​​‍‌‌ ‌‍‍ ‌‍‌‌‌ ‍‌​‍‌‌​ ​ ‌​‌​​‍‌‌​ ​ ‌​‌​​‍‌‌​ ​‍​ ​‍​ ​ ‌‍‌​​ ‌​​ ​‌‌‍‌‌​ ‌​​ ​​​ ‌​‌‍‌‌‌‍‌​​ ​​​ ​​​‍‌‌​ ​‍​ ​‍​‍‌‌​ ‌‌‌​‌​​‍ ‍‌ ‌​‌‍‌‌‌ ‍​‌ ‌​​‍‌‍‌ ​​‌‍‌‌‌ ​‍‌ ​ ‌ ​​‌‍‌‌‌‍​ ‌ ‌​‌‍‍‌‌ ‌‍‌‍‌‌​ ‌‌ ​​‌ ‌‌‌‍​‍‌‍ ​‌‍‍‌‌ ​ ‌‍‍​‌‍‌‌‌‍‌​​‍​‍‌ ‌
Resources​​​​‌ ‍ ​‍​‍‌‍ ‌ ​‍‌‍‍‌‌‍‌ ‌‍‍‌‌‍ ‍​‍​‍​ ‍‍​‍​‍‌ ​ ‌‍​‌‌‍ ‍‌‍‍‌‌ ‌​‌ ‍‌​‍ ‍‌‍‍‌‌‍ ​‍​‍​‍ ​​‍​‍‌‍‍​‌ ​‍‌‍‌‌‌‍‌‍​‍​‍​ ‍‍​‍​‍‌‍‍​‌ ‌​‌ ‌​‌ ​​​ ‍‍​‍ ​‍ ‌‍ ​‌‍ ‌‍​ ‌‍​‌‌‍ ​‌‍‍​‌‍ ‌ ​ ‌ ‌​​ ‍‍​ ​ ​ ​ ​ ​ ​ ​ ​‍ ‌‍‍‌‌‍ ‍‌ ‌​‌‍‌‌‌‍ ‍‌ ‌​​‍ ‌‍‌‌‌‍‌​‌‍‍‌‌ ‌​​‍ ‌‍ ‌‌‍ ‌‍‌​‌‍‌‌​ ‌‌ ​​‌ ​‍‌‍‌‌‌ ​ ‌‍‌‌‌‍ ‍‌ ‌​‌‍​‌‌ ‌​‌‍‍‌‌‍ ‌‍ ‍​ ‍ ‌‍‍‌‌‍‌​​ ‌‌ ​ ‌‍‍‌‌ ‌​‌‍‌‌‌​‍​‌‍‌‌‌‍​‌‌‍‌​‌‍‌‌‌ ​‍​ ‍ ‌ ‌​‌ ‍‌‌ ​​‌‍‌‌​ ‌‌‍‍​‌‍‌‌‌‍​‌‌‍‌​‌‍‌‌‌ ​‍​ ‍ ‌ ​​‌‍​‌‌ ‌​‌‍‍​​ ‌‌‍ ​‌‍‌‌‌‍‌‍‌ ‌​‌​ ‌‌‍‌‌‌‍ ‍‌ ‌‌‌ ​ ​‍‌‌​ ‌‌‌​​‍‌‌ ‌‍‍ ‌‍‌‌‌ ‍‌​‍‌‌​ ​ ‌​‌​​‍‌‌​ ​ ‌​‌​​‍‌‌​ ​‍​ ​‍‌‍‌‍‌‍‌‍​ ‌​​ ‌‌‌‍‌‌​ ​ ‌‍‌‌‌‍​‌‌‍​ ​ ‍‌‌‍​ ​ ‍‌​‍‌‌​ ​‍​ ​‍​‍‌‌​ ‌‌‌​‌​​‍ ‍‌ ‌​‌‍‌‌‌ ‍​‌ ‌​​ ‌‍​‍‌‍​‌‌ ​ ‌‍‌‌‌‌‌‌‌ ​‍‌‍ ​​ ‌‌‍‍​‌ ‌​‌ ‌​‌ ​​​‍‌‌​ ​ ‌​​‌​‍‌‌​ ​‍‌​‌‍​‍‌‌​ ​‍‌​‌‍‌‍ ​‌‍ ‌‍​ ‌‍​‌‌‍ ​‌‍‍​‌‍ ‌ ​ ‌ ‌​​‍‌‌​ ​ ‌​​‌​ ​ ​ ​ ​ ​ ​ ​ ​‍‌‍‌‍‍‌‌‍‌​​ ‌‌ ​ ‌‍‍‌‌ ‌​‌‍‌‌‌​‍​‌‍‌‌‌‍​‌‌‍‌​‌‍‌‌‌ ​‍​‍‌‍‌ ‌​‌ ‍‌‌ ​​‌‍‌‌​ ‌‌‍‍​‌‍‌‌‌‍​‌‌‍‌​‌‍‌‌‌ ​‍​‍‌‍‌ ​​‌‍​‌‌ ‌​‌‍‍​​ ‌‌‍ ​‌‍‌‌‌‍‌‍‌ ‌​‌​ ‌‌‍‌‌‌‍ ‍‌ ‌‌‌ ​ ​‍‌‌​ ‌‌‌​​‍‌‌ ‌‍‍ ‌‍‌‌‌ ‍‌​‍‌‌​ ​ ‌​‌​​‍‌‌​ ​ ‌​‌​​‍‌‌​ ​‍​ ​‍‌‍‌‍‌‍‌‍​ ‌​​ ‌‌‌‍‌‌​ ​ ‌‍‌‌‌‍​‌‌‍​ ​ ‍‌‌‍​ ​ ‍‌​‍‌‌​ ​‍​ ​‍​‍‌‌​ ‌‌‌​‌​​‍ ‍‌ ‌​‌‍‌‌‌ ‍​‌ ‌​​‍‌‍‌ ​​‌‍‌‌‌ ​‍‌ ​ ‌ ​​‌‍‌‌‌‍​ ‌ ‌​‌‍‍‌‌ ‌‍‌‍‌‌​ ‌‌ ​​‌ ‌‌‌‍​‍‌‍ ​‌‍‍‌‌ ​ ‌‍‍​‌‍‌‌‌‍‌​​‍​‍‌ ‌
About​​​​‌ ‍ ​‍​‍‌‍ ‌ ​‍‌‍‍‌‌‍‌ ‌‍‍‌‌‍ ‍​‍​‍​ ‍‍​‍​‍‌ ​ ‌‍​‌‌‍ ‍‌‍‍‌‌ ‌​‌ ‍‌​‍ ‍‌‍‍‌‌‍ ​‍​‍​‍ ​​‍​‍‌‍‍​‌ ​‍‌‍‌‌‌‍‌‍​‍​‍​ ‍‍​‍​‍‌‍‍​‌ ‌​‌ ‌​‌ ​​​ ‍‍​‍ ​‍ ‌‍ ​‌‍ ‌‍​ ‌‍​‌‌‍ ​‌‍‍​‌‍ ‌ ​ ‌ ‌​​ ‍‍​ ​ ​ ​ ​ ​ ​ ​ ​‍ ‌‍‍‌‌‍ ‍‌ ‌​‌‍‌‌‌‍ ‍‌ ‌​​‍ ‌‍‌‌‌‍‌​‌‍‍‌‌ ‌​​‍ ‌‍ ‌‌‍ ‌‍‌​‌‍‌‌​ ‌‌ ​​‌ ​‍‌‍‌‌‌ ​ ‌‍‌‌‌‍ ‍‌ ‌​‌‍​‌‌ ‌​‌‍‍‌‌‍ ‌‍ ‍​ ‍ ‌‍‍‌‌‍‌​​ ‌‌ ​ ‌‍‍‌‌ ‌​‌‍‌‌‌​‍​‌‍‌‌‌‍​‌‌‍‌​‌‍‌‌‌ ​‍​ ‍ ‌ ‌​‌ ‍‌‌ ​​‌‍‌‌​ ‌‌‍‍​‌‍‌‌‌‍​‌‌‍‌​‌‍‌‌‌ ​‍​ ‍ ‌ ​​‌‍​‌‌ ‌​‌‍‍​​ ‌‌ ​‍‌‍‍‌‌‍‌ ‌‍‍​‌ ‌​‌​ ‌‌‍‌‌‌‍ ‍‌ ‌‌‌ ​ ​‍‌‌​ ‌‌‌​​‍‌‌ ‌‍‍ ‌‍‌‌‌ ‍‌​‍‌‌​ ​ ‌​‌​​‍‌‌​ ​ ‌​‌​​‍‌‌​ ​‍​ ​‍​ ​‌​ ‌​​ ​ ‌‍​ ​ ‌‍‌‍​ ​ ‌ ​ ‌ ‌‍​‌‌‍‌‍​ ‌‍‌‍‌​​‍‌‌​ ​‍​ ​‍​‍‌‌​ ‌‌‌​‌​​‍ ‍‌ ‌​‌‍‌‌‌ ‍​‌ ‌​​ ‌‍​‍‌‍​‌‌ ​ ‌‍‌‌‌‌‌‌‌ ​‍‌‍ ​​ ‌‌‍‍​‌ ‌​‌ ‌​‌ ​​​‍‌‌​ ​ ‌​​‌​‍‌‌​ ​‍‌​‌‍​‍‌‌​ ​‍‌​‌‍‌‍ ​‌‍ ‌‍​ ‌‍​‌‌‍ ​‌‍‍​‌‍ ‌ ​ ‌ ‌​​‍‌‌​ ​ ‌​​‌​ ​ ​ ​ ​ ​ ​ ​ ​‍‌‍‌‍‍‌‌‍‌​​ ‌‌ ​ ‌‍‍‌‌ ‌​‌‍‌‌‌​‍​‌‍‌‌‌‍​‌‌‍‌​‌‍‌‌‌ ​‍​‍‌‍‌ ‌​‌ ‍‌‌ ​​‌‍‌‌​ ‌‌‍‍​‌‍‌‌‌‍​‌‌‍‌​‌‍‌‌‌ ​‍​‍‌‍‌ ​​‌‍​‌‌ ‌​‌‍‍​​ ‌‌ ​‍‌‍‍‌‌‍‌ ‌‍‍​‌ ‌​‌​ ‌‌‍‌‌‌‍ ‍‌ ‌‌‌ ​ ​‍‌‌​ ‌‌‌​​‍‌‌ ‌‍‍ ‌‍‌‌‌ ‍‌​‍‌‌​ ​ ‌​‌​​‍‌‌​ ​ ‌​‌​​‍‌‌​ ​‍​ ​‍​ ​‌​ ‌​​ ​ ‌‍​ ​ ‌‍‌‍​ ​ ‌ ​ ‌ ‌‍​‌‌‍‌‍​ ‌‍‌‍‌​​‍‌‌​ ​‍​ ​‍​‍‌‌​ ‌‌‌​‌​​‍ ‍‌ ‌​‌‍‌‌‌ ‍​‌ ‌​​‍‌‍‌ ​​‌‍‌‌‌ ​‍‌ ​ ‌ ​​‌‍‌‌‌‍​ ‌ ‌​‌‍‍‌‌ ‌‍‌‍‌‌​ ‌‌ ​​‌ ‌‌‌‍​‍‌‍ ​‌‍‍‌‌ ​ ‌‍‍​‌‍‌‌‌‍‌​​‍​‍‌ ‌
Calendar​​​​‌ ‍ ​‍​‍‌‍ ‌ ​‍‌‍‍‌‌‍‌ ‌‍‍‌‌‍ ‍​‍​‍​ ‍‍​‍​‍‌ ​ ‌‍​‌‌‍ ‍‌‍‍‌‌ ‌​‌ ‍‌​‍ ‍‌‍‍‌‌‍ ​‍​‍​‍ ​​‍​‍‌‍‍​‌ ​‍‌‍‌‌‌‍‌‍​‍​‍​ ‍‍​‍​‍‌‍‍​‌ ‌​‌ ‌​‌ ​​​ ‍‍​‍ ​‍ ‌‍ ​‌‍ ‌‍​ ‌‍​‌‌‍ ​‌‍‍​‌‍ ‌ ​ ‌ ‌​​ ‍‍​ ​ ​ ​ ​ ​ ​ ​ ​‍ ‌‍‍‌‌‍ ‍‌ ‌​‌‍‌‌‌‍ ‍‌ ‌​​‍ ‌‍‌‌‌‍‌​‌‍‍‌‌ ‌​​‍ ‌‍ ‌‌‍ ‌‍‌​‌‍‌‌​ ‌‌ ​​‌ ​‍‌‍‌‌‌ ​ ‌‍‌‌‌‍ ‍‌ ‌​‌‍​‌‌ ‌​‌‍‍‌‌‍ ‌‍ ‍​ ‍ ‌‍‍‌‌‍‌​​ ‌‌ ​ ‌‍‍‌‌ ‌​‌‍‌‌‌​‍​‌‍‌‌‌‍​‌‌‍‌​‌‍‌‌‌ ​‍​ ‍ ‌ ‌​‌ ‍‌‌ ​​‌‍‌‌​ ‌‌‍‍​‌‍‌‌‌‍​‌‌‍‌​‌‍‌‌‌ ​‍​ ‍ ‌ ​​‌‍​‌‌ ‌​‌‍‍​​ ‌‌ ​‍‌‍‍‌‌‍‌ ‌‍‍​‌ ‌​‌​ ‌‌‍‌‌‌‍ ‍‌ ‌‌‌ ​ ​‍‌‌​ ‌‌‌​​‍‌‌ ‌‍‍ ‌‍‌‌‌ ‍‌​‍‌‌​ ​ ‌​‌​​‍‌‌​ ​ ‌​‌​​‍‌‌​ ​‍​ ​‍​ ‍​​ ​‌​ ​‍​ ‌ ​ ​​​ ​‍​ ​‍‌‍‌‍​ ‌​​ ‍​​ ​‍​ ​​​‍‌‌​ ​‍​ ​‍​‍‌‌​ ‌‌‌​‌​​‍ ‍‌ ‌​‌‍‌‌‌ ‍​‌ ‌​​ ‌‍​‍‌‍​‌‌ ​ ‌‍‌‌‌‌‌‌‌ ​‍‌‍ ​​ ‌‌‍‍​‌ ‌​‌ ‌​‌ ​​​‍‌‌​ ​ ‌​​‌​‍‌‌​ ​‍‌​‌‍​‍‌‌​ ​‍‌​‌‍‌‍ ​‌‍ ‌‍​ ‌‍​‌‌‍ ​‌‍‍​‌‍ ‌ ​ ‌ ‌​​‍‌‌​ ​ ‌​​‌​ ​ ​ ​ ​ ​ ​ ​ ​‍‌‍‌‍‍‌‌‍‌​​ ‌‌ ​ ‌‍‍‌‌ ‌​‌‍‌‌‌​‍​‌‍‌‌‌‍​‌‌‍‌​‌‍‌‌‌ ​‍​‍‌‍‌ ‌​‌ ‍‌‌ ​​‌‍‌‌​ ‌‌‍‍​‌‍‌‌‌‍​‌‌‍‌​‌‍‌‌‌ ​‍​‍‌‍‌ ​​‌‍​‌‌ ‌​‌‍‍​​ ‌‌ ​‍‌‍‍‌‌‍‌ ‌‍‍​‌ ‌​‌​ ‌‌‍‌‌‌‍ ‍‌ ‌‌‌ ​ ​‍‌‌​ ‌‌‌​​‍‌‌ ‌‍‍ ‌‍‌‌‌ ‍‌​‍‌‌​ ​ ‌​‌​​‍‌‌​ ​ ‌​‌​​‍‌‌​ ​‍​ ​‍​ ‍​​ ​‌​ ​‍​ ‌ ​ ​​​ ​‍​ ​‍‌‍‌‍​ ‌​​ ‍​​ ​‍​ ​​​‍‌‌​ ​‍​ ​‍​‍‌‌​ ‌‌‌​‌​​‍ ‍‌ ‌​‌‍‌‌‌ ‍​‌ ‌​​‍‌‍‌ ​​‌‍‌‌‌ ​‍‌ ​ ‌ ​​‌‍‌‌‌‍​ ‌ ‌​‌‍‍‌‌ ‌‍‌‍‌‌​ ‌‌ ​​‌ ‌‌‌‍​‍‌‍ ​‌‍‍‌‌ ​ ‌‍‍​‌‍‌‌‌‍‌​​‍​‍‌ ‌
Support​​​​‌ ‍ ​‍​‍‌‍ ‌ ​‍‌‍‍‌‌‍‌ ‌‍‍‌‌‍ ‍​‍​‍​ ‍‍​‍​‍‌ ​ ‌‍​‌‌‍ ‍‌‍‍‌‌ ‌​‌ ‍‌​‍ ‍‌‍‍‌‌‍ ​‍​‍​‍ ​​‍​‍‌‍‍​‌ ​‍‌‍‌‌‌‍‌‍​‍​‍​ ‍‍​‍​‍‌‍‍​‌ ‌​‌ ‌​‌ ​​​ ‍‍​‍ ​‍ ‌‍ ​‌‍ ‌‍​ ‌‍​‌‌‍ ​‌‍‍​‌‍ ‌ ​ ‌ ‌​​ ‍‍​ ​ ​ ​ ​ ​ ​ ​ ​‍ ‌‍‍‌‌‍ ‍‌ ‌​‌‍‌‌‌‍ ‍‌ ‌​​‍ ‌‍‌‌‌‍‌​‌‍‍‌‌ ‌​​‍ ‌‍ ‌‌‍ ‌‍‌​‌‍‌‌​ ‌‌ ​​‌ ​‍‌‍‌‌‌ ​ ‌‍‌‌‌‍ ‍‌ ‌​‌‍​‌‌ ‌​‌‍‍‌‌‍ ‌‍ ‍​ ‍ ‌‍‍‌‌‍‌​​ ‌‌ ​ ‌‍‍‌‌ ‌​‌‍‌‌‌​‍​‌‍‌‌‌‍​‌‌‍‌​‌‍‌‌‌ ​‍​ ‍ ‌ ‌​‌ ‍‌‌ ​​‌‍‌‌​ ‌‌‍‍​‌‍‌‌‌‍​‌‌‍‌​‌‍‌‌‌ ​‍​ ‍ ‌ ​​‌‍​‌‌ ‌​‌‍‍​​ ‌‌ ​‍‌‍‍‌‌‍‌ ‌‍‍​‌ ‌​‌​ ‌‌‍‌‌‌‍ ‍‌ ‌‌‌ ​ ​‍‌‌​ ‌‌‌​​‍‌‌ ‌‍‍ ‌‍‌‌‌ ‍‌​‍‌‌​ ​ ‌​‌​​‍‌‌​ ​ ‌​‌​​‍‌‌​ ​‍​ ​‍​ ‍​​ ​‍​ ‌ ‌‍‌‌​ ​‌‌‍​‍‌‍‌​​ ‍‌​ ‌​‌‍​ ​ ‌ ​ ‌ ​‍‌‌​ ​‍​ ​‍​‍‌‌​ ‌‌‌​‌​​‍ ‍‌ ‌​‌‍‌‌‌ ‍​‌ ‌​​ ‌‍​‍‌‍​‌‌ ​ ‌‍‌‌‌‌‌‌‌ ​‍‌‍ ​​ ‌‌‍‍​‌ ‌​‌ ‌​‌ ​​​‍‌‌​ ​ ‌​​‌​‍‌‌​ ​‍‌​‌‍​‍‌‌​ ​‍‌​‌‍‌‍ ​‌‍ ‌‍​ ‌‍​‌‌‍ ​‌‍‍​‌‍ ‌ ​ ‌ ‌​​‍‌‌​ ​ ‌​​‌​ ​ ​ ​ ​ ​ ​ ​ ​‍‌‍‌‍‍‌‌‍‌​​ ‌‌ ​ ‌‍‍‌‌ ‌​‌‍‌‌‌​‍​‌‍‌‌‌‍​‌‌‍‌​‌‍‌‌‌ ​‍​‍‌‍‌ ‌​‌ ‍‌‌ ​​‌‍‌‌​ ‌‌‍‍​‌‍‌‌‌‍​‌‌‍‌​‌‍‌‌‌ ​‍​‍‌‍‌ ​​‌‍​‌‌ ‌​‌‍‍​​ ‌‌ ​‍‌‍‍‌‌‍‌ ‌‍‍​‌ ‌​‌​ ‌‌‍‌‌‌‍ ‍‌ ‌‌‌ ​ ​‍‌‌​ ‌‌‌​​‍‌‌ ‌‍‍ ‌‍‌‌‌ ‍‌​‍‌‌​ ​ ‌​‌​​‍‌‌​ ​ ‌​‌​​‍‌‌​ ​‍​ ​‍​ ‍​​ ​‍​ ‌ ‌‍‌‌​ ​‌‌‍​‍‌‍‌​​ ‍‌​ ‌​‌‍​ ​ ‌ ​ ‌ ​‍‌‌​ ​‍​ ​‍​‍‌‌​ ‌‌‌​‌​​‍ ‍‌ ‌​‌‍‌‌‌ ‍​‌ ‌​​‍‌‍‌ ​​‌‍‌‌‌ ​‍‌ ​ ‌ ​​‌‍‌‌‌‍​ ‌ ‌​‌‍‍‌‌ ‌‍‌‍‌‌​ ‌‌ ​​‌ ‌‌‌‍​‍‌‍ ​‌‍‍‌‌ ​ ‌‍‍​‌‍‌‌‌‍‌​​‍​‍‌ ‌
Open search modal
Open menu